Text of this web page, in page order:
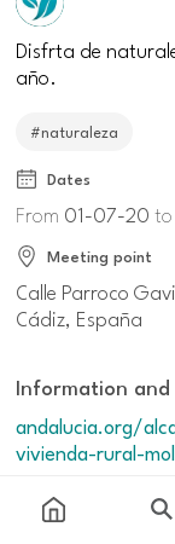
Disfrta de
año.
#naturaleza
Dates
From 01-07-20to
Meeting point
Calle Parroco
Cádiz, España
Information
andalucia.org/
vivienda-rural-